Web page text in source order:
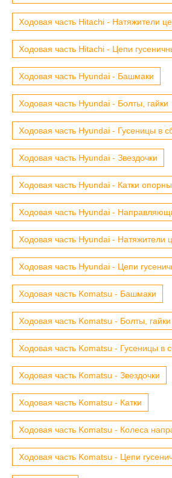
Ходовая часть Hitachi - Натяжители
Ходовая часть Hitachi - Цепи
Ходовая часть Hyundai - Башмаки
Ходовая часть Hyundai - Болты, гайки
Ходовая часть Hyundai - Гусеницы в
Ходовая часть Hyundai - Звездочки
Ходовая часть Hyundai - Катки
Ходовая часть Hyundai -
Ходовая часть Hyundai - Натяжители
Ходовая часть Hyundai - Цепи
Ходовая часть Komatsu - Башмаки
Ходовая часть Komatsu - Болты, гайки
Ходовая часть Komatsu - Гусеницы в
Ходовая часть Komatsu - Звездочки
Ходовая часть Komatsu - Катки
Ходовая часть Komatsu - Колеса
Ходовая часть Komatsu - Цепи